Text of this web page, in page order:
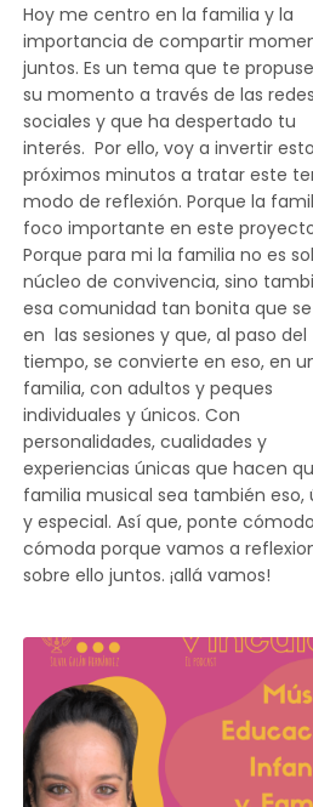
Hoy me centro en la familia y la
importancia de compartir
juntos. Es un tema que te
su momento a través de las redes
sociales y que ha despertado tu
interés. Por ello, voy a invertir
próximos minutos a tratar este
modo de reflexión. Porque la
foco importante en este
Porque para mi la familia no es
núcleo de convivencia, sino
esa comunidad tan bonita que
en las sesiones y que, al paso del
tiempo, se convierte en eso, en
familia, con adultos y peques
individuales y únicos. Con
personalidades, cualidades y
experiencias únicas que hacen
familia musical sea también eso,
y especial. Así que, ponte
cómoda porque vamos a
sobre ello juntos. ¡allá vamos!